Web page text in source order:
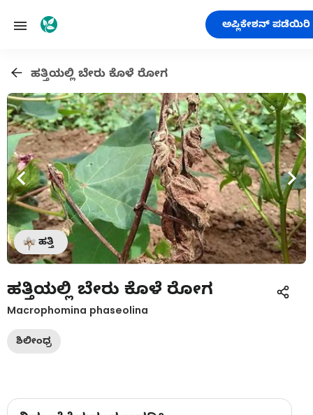
ಅಪ್ಲಿಕೇಶನ್ ಪಡೆಯಿರಿ
ಹತ್ತಿಯಲ್ಲಿ ಬೇರು ಕೊಳೆ ರೋಗ
ಹತ್ತಿ
ಹತ್ತಿಯಲ್ಲಿ ಬೇರು ಕೊಳೆ ರೋಗ
Macrophomina phaseolina
ಶಿಲೀಂಧ್ರ